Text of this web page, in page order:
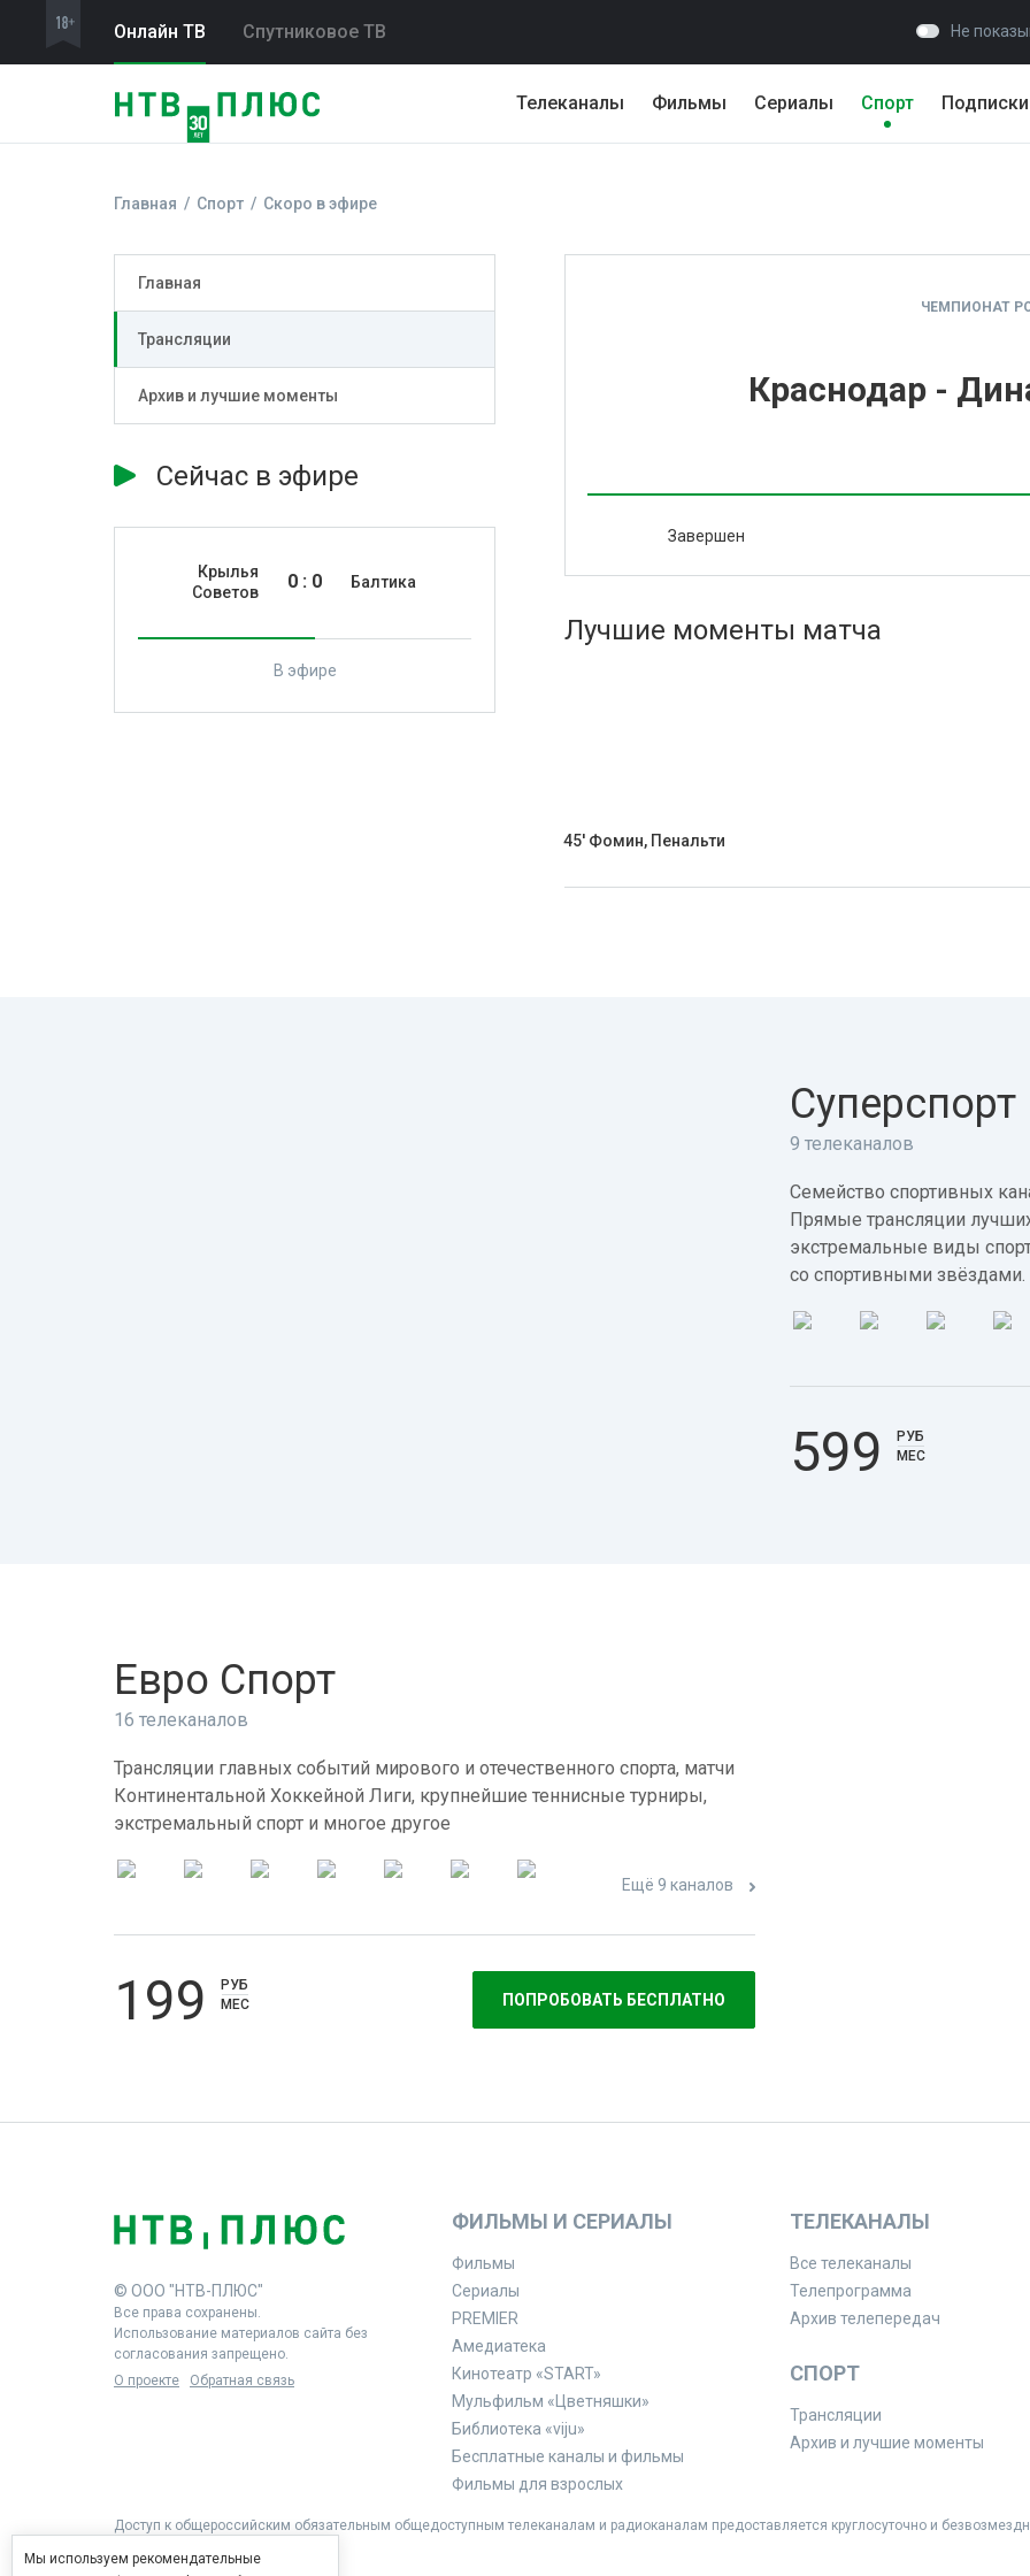
Онлайн ТВ Спутниковое ТВ Не
Телеканалы Фильмы Сериалы Спорт Подписки
Главная Спорт Скоро в эфире
Главная
Трансляции
Архив и лучшие моменты
Сейчас в эфире
Крылья
Советов
Балтика
0 : 0
В эфире
ЧЕМПИОНАТ
Краснодар -
Завершен
Лучшие моменты матча
45' Фомин, Пенальти
Суперспорт
9 телеканалов
Семейство спортивных
Прямые трансляции
экстремальные виды
со спортивными звёздами.
599
РУБ
МЕС
Евро Спорт
16 телеканалов
Трансляции главных событий мирового и отечественного спорта, матчи
Континентальной Хоккейной Лиги, крупнейшие теннисные турниры,
экстремальный спорт и многое другое
Ещё 9 каналов
199
РУБ
МЕС
ПОПРОБОВАТЬ БЕСПЛАТНО
© ООО "НТВ-ПЛЮС"
Все права сохранены.
Использование материалов сайта без
согласования запрещено.
О проекте
Обратная связь
ФИЛЬМЫ И СЕРИАЛЫ
Фильмы
Сериалы
PREMIER
Амедиатека
Кинотеатр «START»
Мульфильм «Цветняшки»
Библиотека «viju»
Бесплатные каналы и фильмы
Фильмы для взрослых
ТЕЛЕКАНАЛЫ
Все телеканалы
Телепрограмма
Архив телепередач
СПОРТ
Трансляции
Архив и лучшие моменты
Доступ к общероссийским обязательным общедоступным телеканалам и радиоканалам предоставляется круглосуточно и
Мы используем рекомендательные